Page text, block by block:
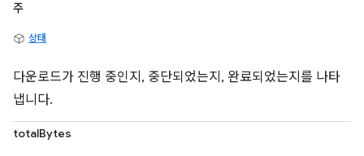
주
상태
다운로드가 진행 중인지, 중단되었는지, 완료되었는지를 나타
냅니다.
totalBytes